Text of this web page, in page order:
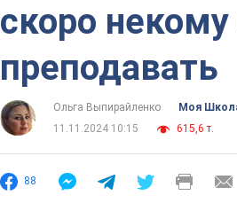
скоро
преподавать
Ольга Выпирайленко
Моя
11.11.2024 10:15
615,6 т.
88